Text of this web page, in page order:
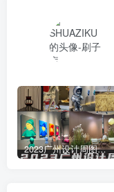
2023广州设计周图集更新至8000多张高清图+联系方式